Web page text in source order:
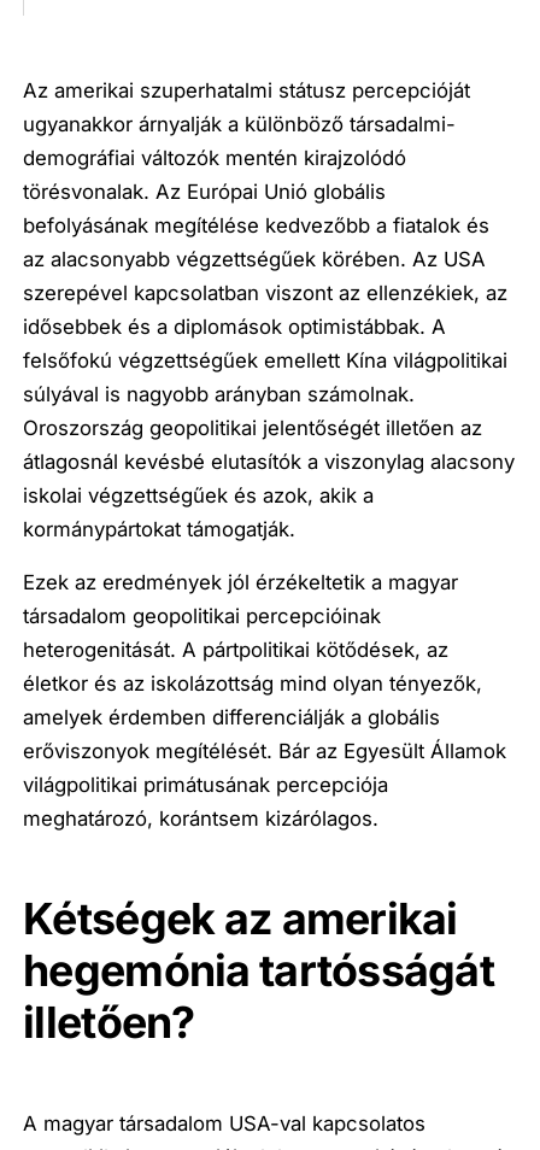
Az amerikai szuperhatalmi státusz percepcióját
ugyanakkor árnyalják a különböző társadalmi-
demográfiai változók mentén kirajzolódó
törésvonalak. Az Európai Unió globális
befolyásának megítélése kedvezőbb a fiatalok és
az alacsonyabb végzettségűek körében. Az USA
szerepével kapcsolatban viszont az ellenzékiek, az
idősebbek és a diplomások optimistábbak. A
felsőfokú végzettségűek emellett Kína világpolitikai
súlyával is nagyobb arányban számolnak.
Oroszország geopolitikai jelentőségét illetően az
átlagosnál kevésbé elutasítók a viszonylag alacsony
iskolai végzettségűek és azok, akik a
kormánypártokat támogatják.
Ezek az eredmények jól érzékeltetik a magyar
társadalom geopolitikai percepcióinak
heterogenitását. A pártpolitikai kötődések, az
életkor és az iskolázottság mind olyan tényezők,
amelyek érdemben differenciálják a globális
erőviszonyok megítélését. Bár az Egyesült Államok
világpolitikai primátusának percepciója
meghatározó, korántsem kizárólagos.
Kétségek az amerikai
hegemónia tartósságát
illetően?
A magyar társadalom USA-val kapcsolatos